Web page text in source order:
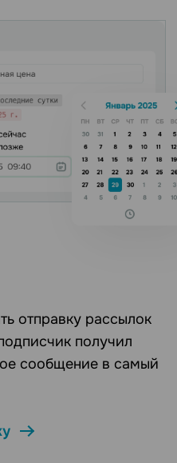
отправку рассылок
получил
сообщение в самый